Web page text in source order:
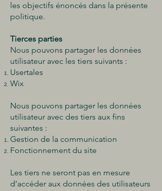
les objectifs énoncés dans la présente
politique.
Tierces parties
Nous pouvons partager les données
utilisateur avec les tiers suivants :
Usertales
Wix
Nous pouvons partager les données
utilisateur avec des tiers aux fins
suivantes :
Gestion de la communication
Fonctionnement du site
Les tiers ne seront pas en mesure
d’accéder aux données des utilisateurs